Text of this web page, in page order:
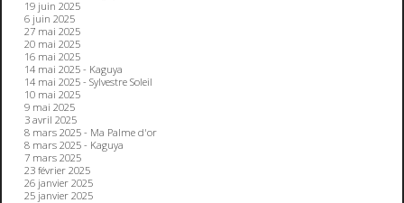
19 juin 2025
6 juin 2025
27 mai 2025
20 mai 2025
16 mai 2025
14 mai 2025 - Kaguya
14 mai 2025 - Sylvestre Soleil
10 mai 2025
9 mai 2025
3 avril 2025
8 mars 2025 - Ma Palme d'or
8 mars 2025 - Kaguya
7 mars 2025
23 février 2025
26 janvier 2025
25 janvier 2025